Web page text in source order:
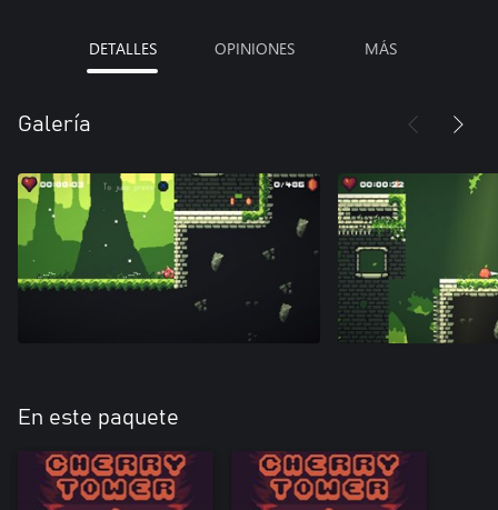
DETALLES OPINIONES MÁS
Galería
En este paquete